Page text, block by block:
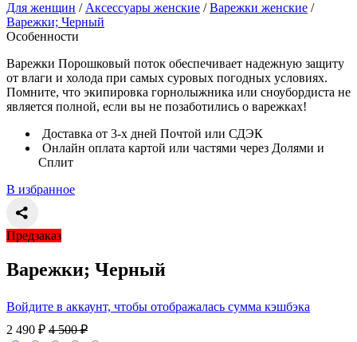
Для женщин / Аксессуары женские / Варежки женские /
Варежки; Черный
Особенности
Варежки Порошковый поток обеспечивает надежную защиту
от влаги и холода при самых суровых погодных условиях.
Помните, что экипировка горнолыжника или сноубордиста не
является полной, если вы не позаботились о варежках!
Доставка от 3-х дней Почтой или СДЭК
Онлайн оплата картой или частями через Долями и
Сплит
В избранное
Предзаказ
Варежки; Черный
Войдите в аккаунт, чтобы отображалась сумма кэшбэка
2 490 ₽ 4 500₽